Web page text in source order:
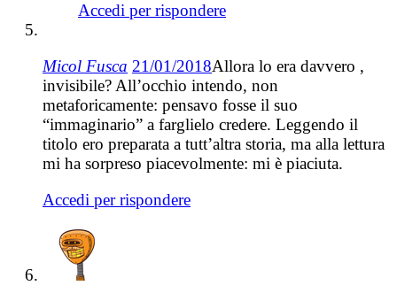
Accedi per rispondere
Micol Fusca 21/01/2018Allora lo era davvero ,
invisibile? All’occhio intendo, non
metaforicamente: pensavo fosse il suo
“immaginario” a farglielo credere. Leggendo il
titolo ero preparata a tutt’altra storia, ma alla lettura
mi ha sorpreso piacevolmente: mi è piaciuta.
Accedi per rispondere